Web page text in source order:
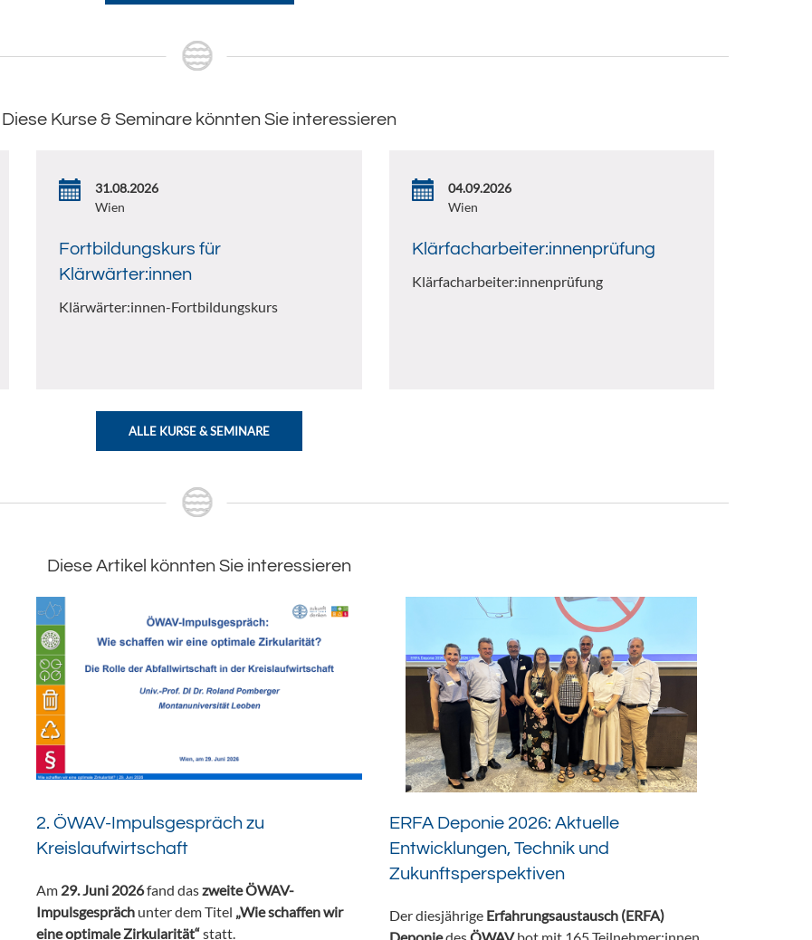
Diese Kurse & Seminare könnten Sie interessieren
31.08.2026
Wien
Fortbildungskurs für
Klärwärter:innen
Klärwärter:innen-Fortbildungskurs
04.09.2026
Wien
Klärfacharbeiter:innenprüfung
Klärfacharbeiter:innenprüfung
ALLE KURSE & SEMINARE
Diese Artikel könnten Sie interessieren
2. ÖWAV-Impulsgespräch zu
Kreislaufwirtschaft
Am 29. Juni 2026fand daszweite ÖWAV-
Impulsgespräch unter dem Titel „Wie schaffen wir
eine optimale Zirkularität“statt.
ERFA Deponie 2026: Aktuelle
Entwicklungen, Technik und
Zukunftsperspektiven
Der diesjährige Erfahrungsaustausch (ERFA)